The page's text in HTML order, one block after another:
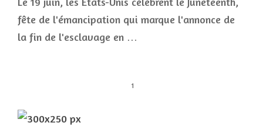
fête de l'émancipation qui marque l'annonce de
la fin de l'esclavage en …
1